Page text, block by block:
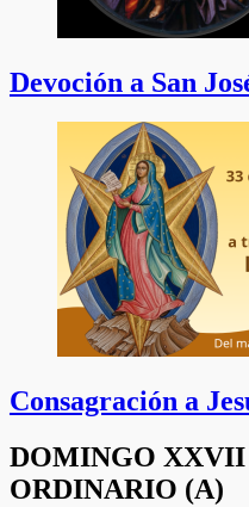
Devoción a San
Consagración a
DOMINGO
ORDINARIO (A)